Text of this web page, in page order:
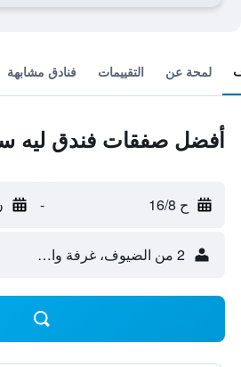
لمحة عن التقييمات فنادق مشابهة
أفضل صفقات فندق ليه
ح 16/8 -
2 من الضيوف، غرفة واحدة